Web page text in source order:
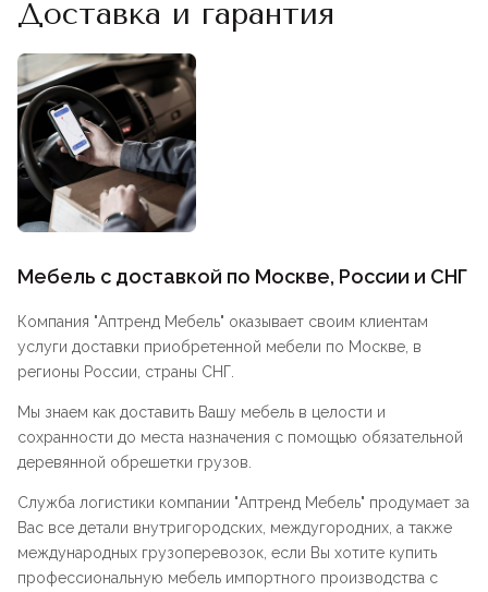
Доставка и гарантия
Мебель с доставкой по Москве, России и СНГ
Компания "Аптренд Мебель" оказывает своим клиентам
услуги доставки приобретенной мебели по Москве, в
регионы России, страны СНГ.
Мы знаем как доставить Вашу мебель в целости и
сохранности до места назначения с помощью обязательной
деревянной обрешетки грузов.
Служба логистики компании "Аптренд Мебель" продумает за
Вас все детали внутригородских, междугородних, а также
международных грузоперевозок, если Вы хотите купить
профессиональную мебель импортного производства с